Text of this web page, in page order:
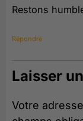
Restons
Répondre
Laisser
Votre